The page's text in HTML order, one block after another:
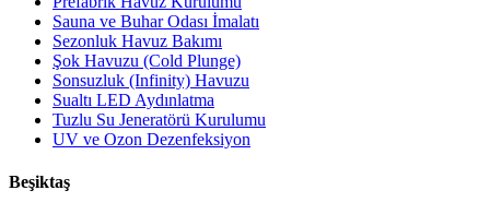
Sauna ve Buhar Odası İmalatı
Sezonluk Havuz Bakımı
Şok Havuzu (Cold Plunge)
Sonsuzluk (Infinity) Havuzu
Sualtı LED Aydınlatma
Tuzlu Su Jeneratörü Kurulumu
UV ve Ozon Dezenfeksiyon
Beşiktaş